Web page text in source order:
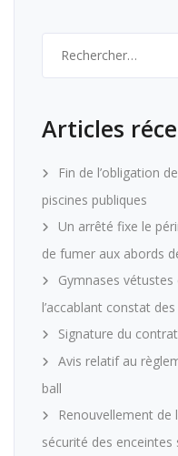
Articles
Fin de l’obligation
piscines publiques
Un arrêté fixe le
de fumer aux abords
Gymnases
l’accablant constat
Signature du
Avis relatif au
ball
Renouvellement
sécurité des enceintes